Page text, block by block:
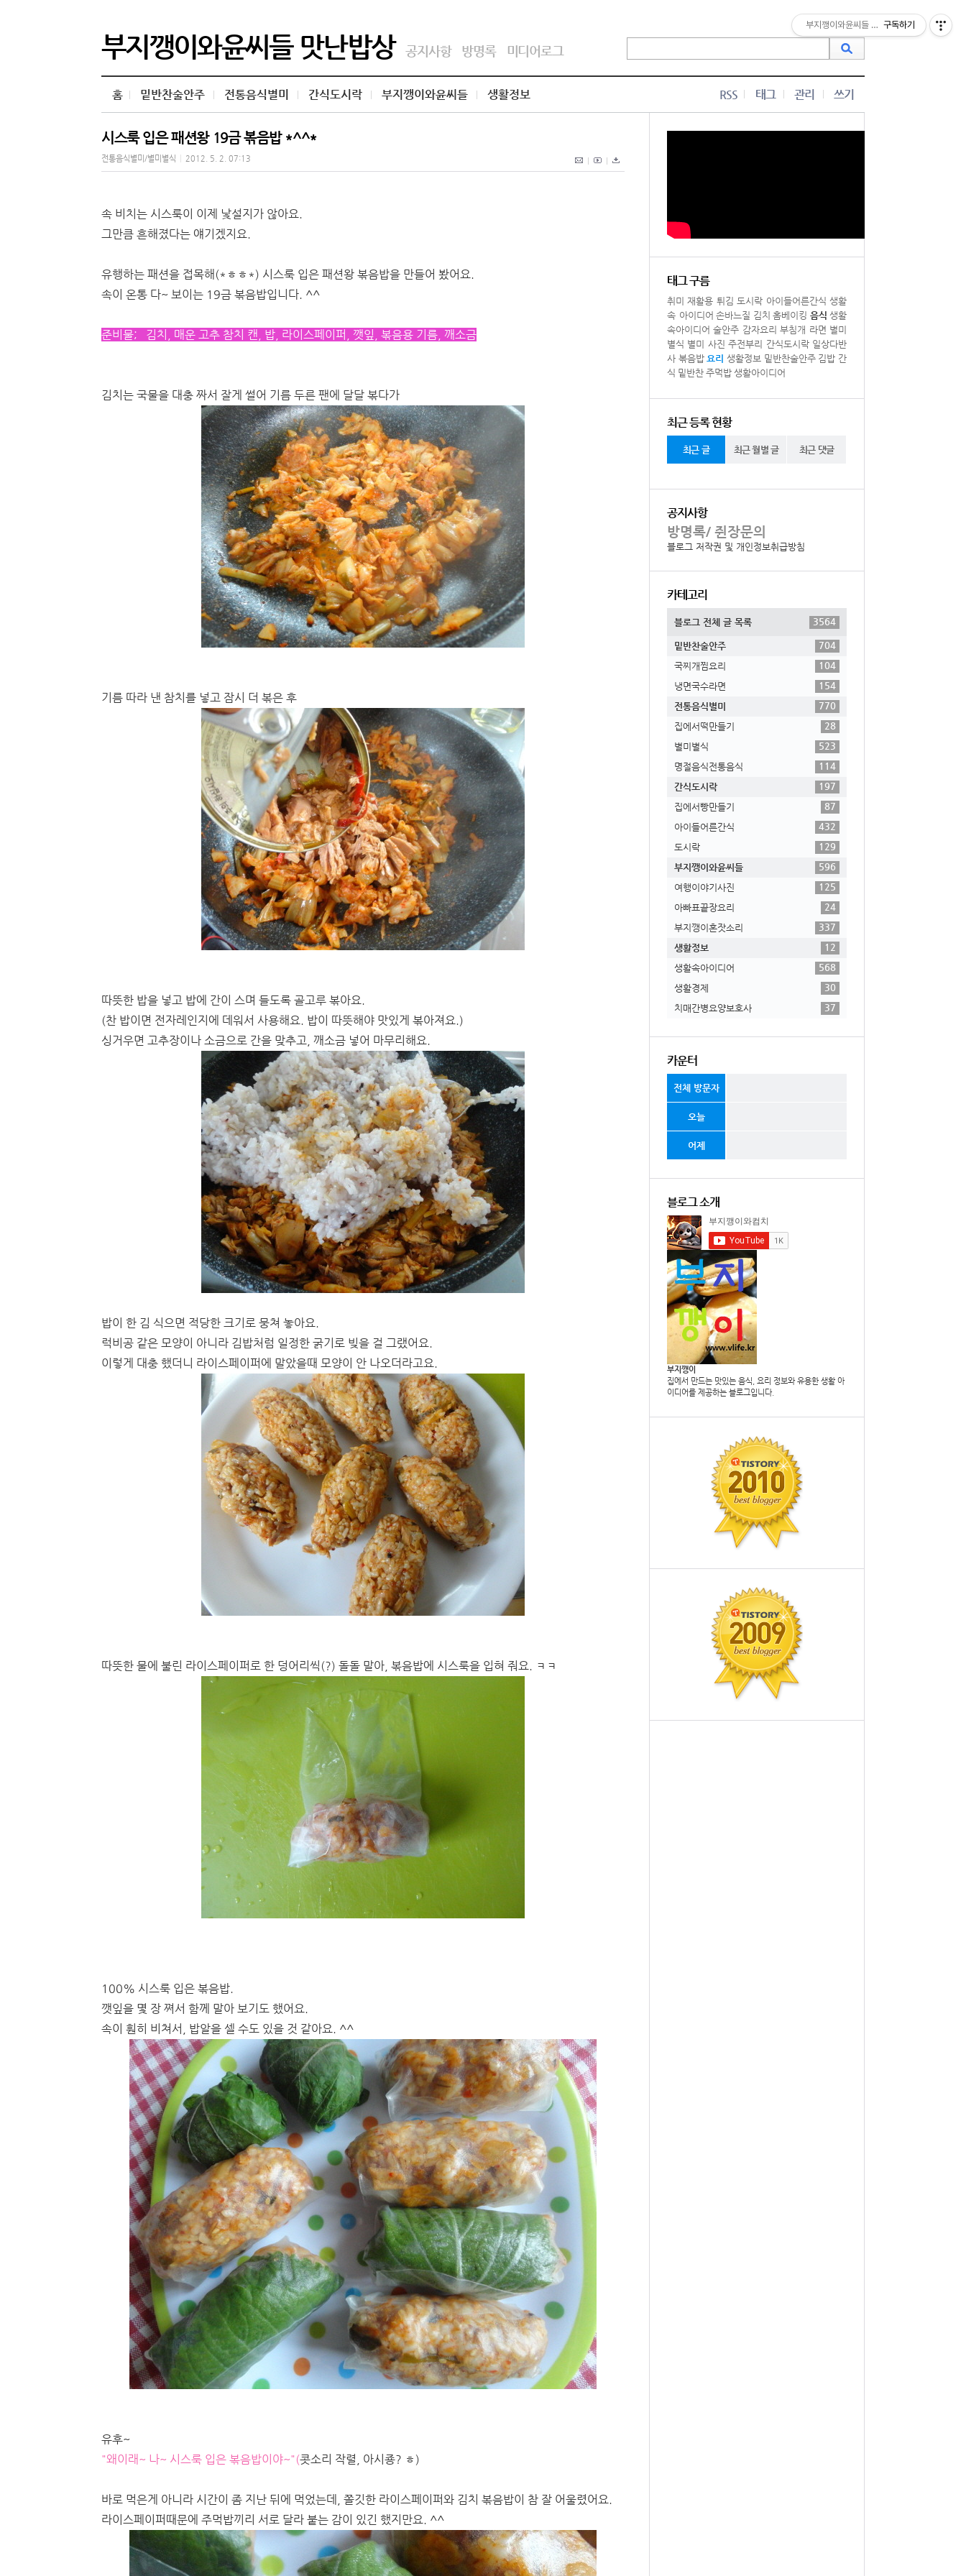
부지깽이와윤씨들 맛난밥상 공지사항 방명록 미디어로그
홈 밑반찬술안주 전통음식별미 간식도시락 부지깽이와윤씨들 생활정보 RSS 태그 관리 쓰기
시스룩 입은 패션왕 19금 볶음밥 *^^*
전통음식별미/별미별식 2012. 5. 2. 07:13
속 비치는 시스룩이 이제 낯설지가 않아요.
그만큼 흔해졌다는 얘기겠지요.
유행하는 패션을 접목해(*ㅎㅎ*) 시스룩 입은 패션왕 볶음밥을 만들어 봤어요.
속이 온통 다~ 보이는 19금 볶음밥입니다. ^^
준비물; 김치, 매운 고추 참치 캔, 밥, 라이스페이퍼, 깻잎, 볶음용 기름, 깨소금
김치는 국물을 대충 짜서 잘게 썰어 기름 두른 팬에 달달 볶다가
기름 따라 낸 참치를 넣고 잠시 더 볶은 후
따뜻한 밥을 넣고 밥에 간이 스며 들도록 골고루 볶아요.
(찬 밥이면 전자레인지에 데워서 사용해요. 밥이 따뜻해야 맛있게 볶아져요.)
싱거우면 고추장이나 소금으로 간을 맞추고, 깨소금 넣어 마무리해요.
밥이 한 김 식으면 적당한 크기로 뭉쳐 놓아요.
럭비공 같은 모양이 아니라 김밥처럼 일정한 굵기로 빚을 걸 그랬어요.
이렇게 대충 했더니 라이스페이퍼에 말았을때 모양이 안 나오더라고요.
따뜻한 물에 불린 라이스페이퍼로 한 덩어리씩(?) 돌돌 말아, 볶음밥에 시스룩을 입혀 줘요. ㅋㅋ
100% 시스룩 입은 볶음밥.
깻잎을 몇 장 쪄서 함께 말아 보기도 했어요.
속이 훤히 비쳐서, 밥알을 셀 수도 있을 것 같아요. ^^
유후~
"왜이래~ 나~ 시스룩 입은 볶음밥이야~"(콧소리 작렬, 아시죵? ㅎ)
바로 먹은게 아니라 시간이 좀 지난 뒤에 먹었는데, 쫄깃한 라이스페이퍼와 김치 볶음밥이 참 잘 어울렸어요.
라이스페이퍼때문에 주먹밥끼리 서로 달라 붙는 감이 있긴 했지만요. ^^
태그 구름
취미 재활용 튀김 도시락 아이들어른간식 생활
속 아이디어 손바느질 김치 홈베이킹 음식 생활
속아이디어 술안주 감자요리 부침개 라면 별미
별식 별미 사진 주전부리 간식도시락 일상다반
사 볶음밥 요리 생활정보 밑반찬술안주 김밥 간
식 밑반찬 주먹밥 생활아이디어
최근 등록 현황
최근 글 최근 월별 글 최근 댓글
공지사항
방명록/ 쥔장문의
블로그 저작권 및 개인정보취급방침
카테고리
블로그 전체 글 목록 3564
밑반찬술안주
704
국찌개찜요리
104
냉면국수라면
154
전통음식별미
770
집에서떡만들기
28
별미별식
523
명절음식전통음식
114
간식도시락
197
집에서빵만들기
87
아이들어른간식
432
도시락
129
부지깽이와윤씨들
596
여행이야기사진
125
아빠표끝장요리
24
부지깽이혼잣소리
337
생활정보
12
생활속아이디어
568
생활경제
30
치매간병요양보호사
37
카운터
전체 방문자
오늘
어제
블로그 소개
부지깽이
집에서 만드는 맛있는 음식, 요리 정보와 유용한 생활 아
이디어를 제공하는 블로그입니다.
부지깽이와윤씨들 맛난밥상
구독하기